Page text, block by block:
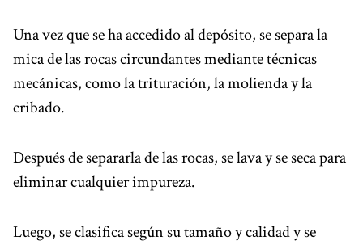
Una vez que se ha accedido al depósito, se separa la
mica de las rocas circundantes mediante técnicas
mecánicas, como la trituración, la molienda y la
cribado.
Después de separarla de las rocas, se lava y se seca para
eliminar cualquier impureza.
Luego, se clasifica según su tamaño y calidad y se